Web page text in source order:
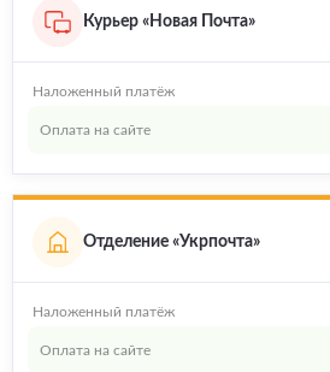
Курьер «Новая Почта»
Наложенный платёж
Оплата на сайте
Отделение «Укрпочта»
Наложенный платёж
Оплата на сайте